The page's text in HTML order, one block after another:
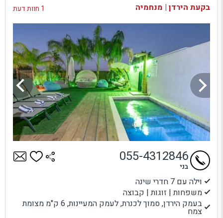
בקעת הירדן | מנחמיה 1 חוות דעת
וילה עם 7 חדרי שינה
משפחות | זוגות | קבוצה
בעמק הירדן, סמוך לכנרת, לעמק המעיינות, 6 ק"מ מצומת
צמח
055-4312846
בני